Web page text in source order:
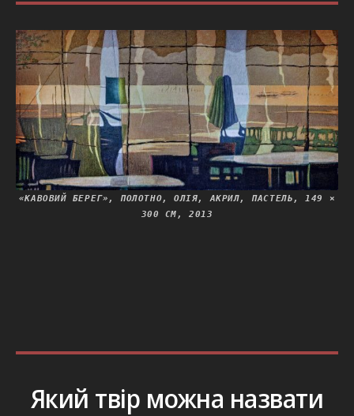
«КАВОВИЙ БЕРЕГ», ПОЛОТНО, ОЛІЯ, АКРИЛ, ПАСТЕЛЬ, 149 ×
300 СМ, 2013
Який твір можна назвати